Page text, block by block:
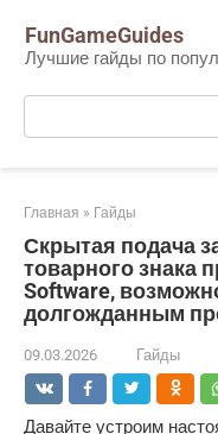
контенту
FunGameGuides
Лучшие гайды по
Поиск:
Главная » Гайды
Скрытая подача
товарного знака
Software,
долгожданным
09.03.2026 Гайды
Давайте устроим